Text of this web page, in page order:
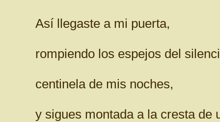
Así llegaste a mi puerta,
rompiendo los espejos del
centinela de mis noches,
y sigues montada a la cresta de